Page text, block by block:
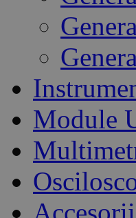
Module